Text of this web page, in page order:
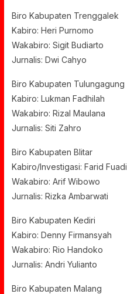
Biro Kabupaten Trenggalek
Kabiro: Heri Purnomo
Wakabiro: Sigit Budiarto
Jurnalis: Dwi Cahyo
Biro Kabupaten Tulungagung
Kabiro: Lukman Fadhilah
Wakabiro: Rizal Maulana
Jurnalis: Siti Zahro
Biro Kabupaten Blitar
Kabiro/Investigasi: Farid Fuadi
Wakabiro: Arif Wibowo
Jurnalis: Rizka Ambarwati
Biro Kabupaten Kediri
Kabiro: Denny Firmansyah
Wakabiro: Rio Handoko
Jurnalis: Andri Yulianto
Biro Kabupaten Malang